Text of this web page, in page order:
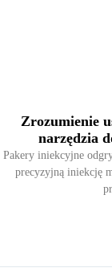
Zrozumienie
narzędzia
Pakery iniekcyjne
precyzyjną iniekcję